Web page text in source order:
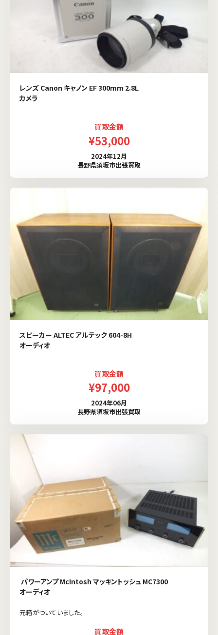
レンズ Canon キャノン EF 300mm 2.8L
カメラ
買取金額
¥53,000
2024年12月
長野県須坂市出張買取
スピーカー ALTEC アルテック 604-8H
オーディオ
買取金額
¥97,000
2024年06月
長野県須坂市出張買取
パワーアンプ McIntosh マッキントッシュ MC7300
オーディオ
元箱がついていました。
買取金額